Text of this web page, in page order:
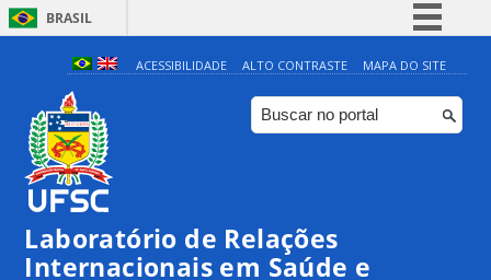
BRASIL
Simplifique!
Comunica BR
Participe
Canais
ACESSIBILIDADE ALTO CONTRASTE MAPA DO SITE
Laboratório de Relações
Internacionais em Saúde e